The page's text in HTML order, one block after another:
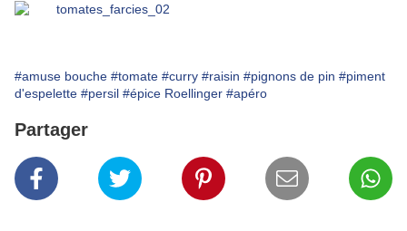
#amuse bouche #tomate #curry #raisin #pignons de pin #piment
d'espelette #persil #épice Roellinger #apéro
Partager